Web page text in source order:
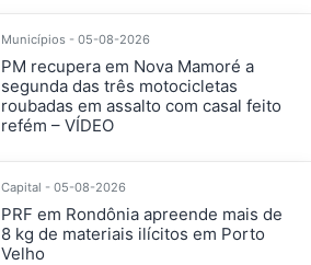
Municípios - 05-08-2026
PM recupera em Nova Mamoré a
segunda das três motocicletas
roubadas em assalto com casal feito
refém – VÍDEO
Capital - 05-08-2026
PRF em Rondônia apreende mais de
8 kg de materiais ilícitos em Porto
Velho